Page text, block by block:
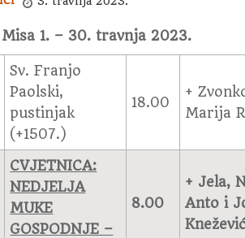
1. – 30. travnja 2023.
Sv. Franjo
Paolski,
pustinjak
(+1507.)
18.00
+
Marija
CVJETNICA:
NEDJELJA
MUKE
GOSPODNJE –
8.00
+ Jela,
Anto i